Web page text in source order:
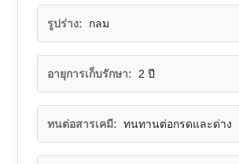
รูปร่าง: กลม
อายุการเก็บรักษา: 2 ปี
ทนต่อสารเคมี: ทนทานต่อกรดและด่าง